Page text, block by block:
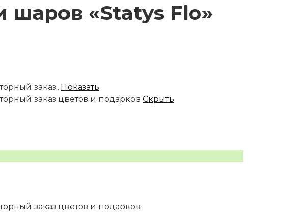
шаров «Statys Flo»
заказ...Показать
заказ цветов и подарков Скрыть
заказ цветов и подарков